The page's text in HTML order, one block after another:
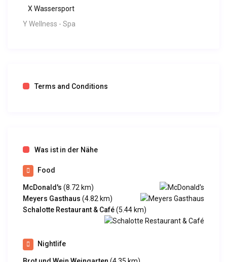
X Wassersport
Y Wellness - Spa
Terms and Conditions
Was ist in der Nähe
Food
McDonald's (8.72 km)
Meyers Gasthaus (4.82 km)
Schalotte Restaurant & Café(5.44 km)
Nightlife